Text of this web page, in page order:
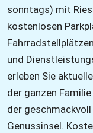
sonntags) mit
kostenlosen
und
erleben Sie
der ganzen
der
Genussinsel.